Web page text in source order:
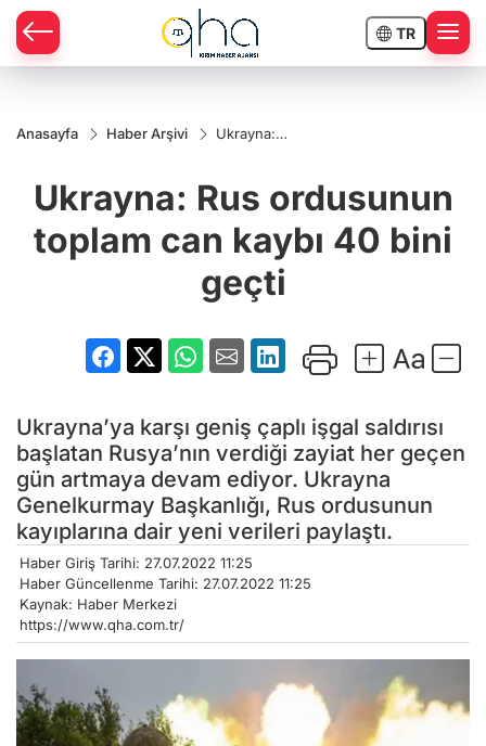
TR
Anasayfa Haber Arşivi
Ukrayna:
toplam can
kaybı 40
Ukrayna: Rus ordusunun
toplam can kaybı 40 bini
geçti
Ukrayna’ya karşı geniş çaplı işgal saldırısı
başlatan Rusya’nın verdiği zayiat her geçen
gün artmaya devam ediyor. Ukrayna
Genelkurmay Başkanlığı, Rus ordusunun
kayıplarına dair yeni verileri paylaştı.
Haber Giriş Tarihi: 27.07.2022 11:25
Haber Güncellenme Tarihi: 27.07.2022 11:25
Kaynak: Haber Merkezi
https://www.qha.com.tr/